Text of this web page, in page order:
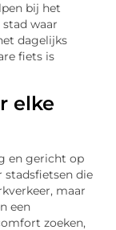
bij het
stad waar
dagelijks
fiets is
elke
en gericht op
stadsfietsen die
maar
een
zoeken,